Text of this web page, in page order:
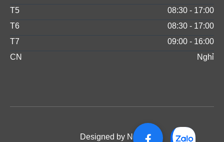
T5
08:30 - 17:00
T6
08:30 - 17:00
T7
09:00 - 16:00
CN
Nghỉ
Designed by NOS